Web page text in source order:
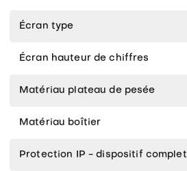
Écran type
Écran hauteur de chiffres
Matériau plateau de pesée
Matériau boîtier
Protection IP - dispositif complet